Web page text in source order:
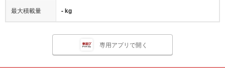
最大積載量 - kg
専用アプリで開く